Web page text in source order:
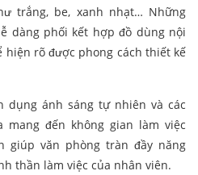
trắng, be, xanh nhạt… Những
dàng phối kết hợp đồ dùng nội
rõ được phong cách thiết kế
dụng ánh sáng tự nhiên và các
mang đến không gian làm việc
giúp văn phòng tràn đầy năng
thần làm việc của nhân viên.